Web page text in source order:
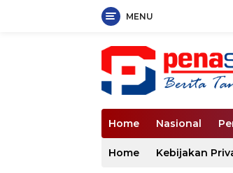
MENU
Home Nasional
Home Kebijakan